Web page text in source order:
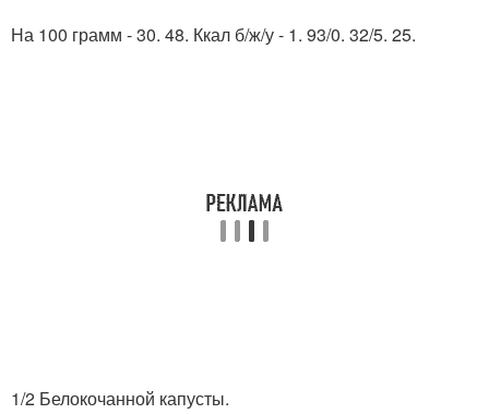
На 100 грамм - 30. 48. Ккал б/ж/у - 1. 93/0. 32/5. 25.
1/2 Белокочанной капусты.